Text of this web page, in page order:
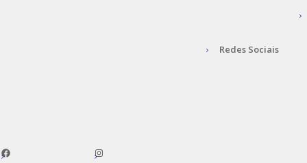
Redes Sociais
Facebook Instagram